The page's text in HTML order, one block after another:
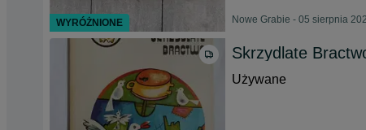
Nowe Grabie - 05 sierpnia
Skrzydlate
Używane
WYRÓŻNIONE